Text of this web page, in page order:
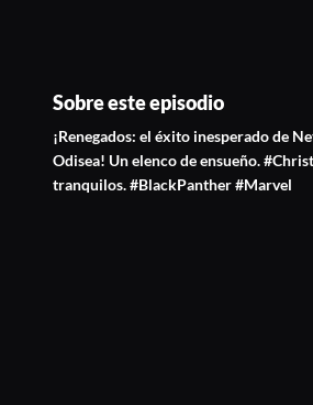
Sobre este episodio
¡Renegados: el éxito inesperado de
Odisea! Un elenco de ensueño.
tranquilos. #BlackPanther #Marvel